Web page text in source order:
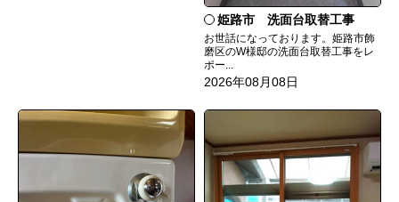
姫路市 洗面台取替工事
お世話になっております。姫路市飾
磨区のW様邸の洗面台取替工事をレ
ポー...
2026年08月08日